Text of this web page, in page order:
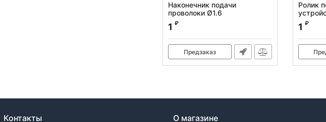
Наконечник подачи
проволоки Ø1.6
Артикул:
1 ₽
Предзаказ
Ролик
Артикул:
1 ₽
Контакты О магазине